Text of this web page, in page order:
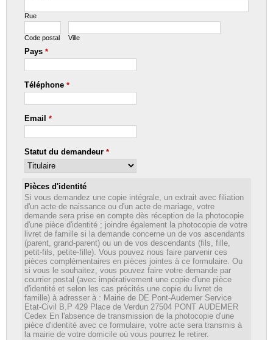
Rue
Code postal Ville
Pays *
Téléphone *
Email *
Statut du demandeur *
Pièces d'identité
Si vous demandez une copie intégrale, un extrait avec filiation
d'un acte de naissance ou d'un acte de mariage, votre
demande sera prise en compte dès réception de la photocopie
d'une pièce d'identité ; joindre également la photocopie de votre
livret de famille si la demande concerne un de vos ascendants
(parent, grand-parent) ou un de vos descendants (fils, fille,
petit-fils, petite-fille). Vous pouvez nous faire parvenir ces
pièces complémentaires en pièces jointes à ce formulaire. Ou
si vous le souhaitez, vous pouvez faire votre demande par
courrier postal (avec impérativement une copie d'une pièce
d'identité et selon les cas précités une copie du livret de
famille) à adresser à : Mairie de DE Pont-Audemer Service
Etat-Civil B.P 429 Place de Verdun 27504 PONT AUDEMER
Cedex En l'absence de transmission de la photocopie d'une
pièce d'identité avec ce formulaire, votre acte sera transmis à
la mairie de votre domicile où vous pourrez le retirer.